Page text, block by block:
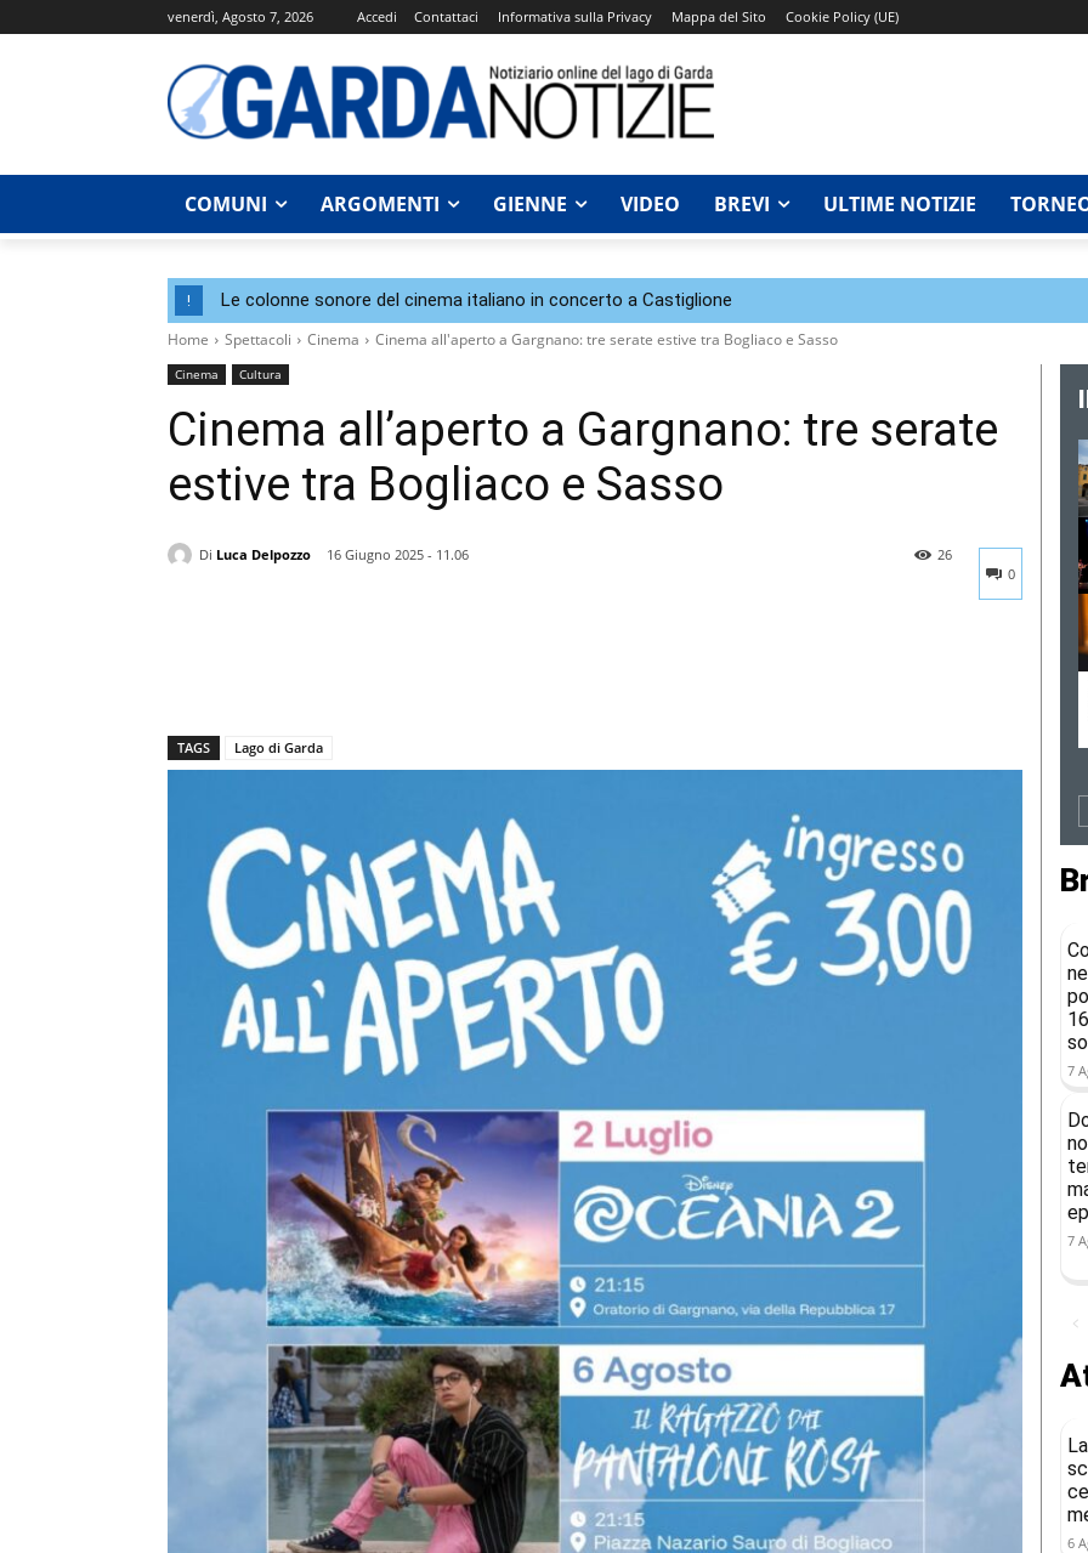
venerdì, Agosto 7, 2026 Accedi Contattaci Informativa sulla Privacy Mappa del Sito Cookie Policy (UE)
COMUNI ARGOMENTI GIENNE VIDEO BREVI ULTIME NOTIZIE
! Le colonne sonore del cinema italiano in concerto a Castiglione
Home Spettacoli Cinema Cinema all'aperto a Gargnano: tre serate estive tra Bogliaco e Sasso
Cinema Cultura
Cinema all’aperto a Gargnano: tre serate
estive tra Bogliaco e Sasso
Di Luca Delpozzo
16 Giugno 2025 - 11.06
0
26
TAGS Lago di Garda
7
7
6